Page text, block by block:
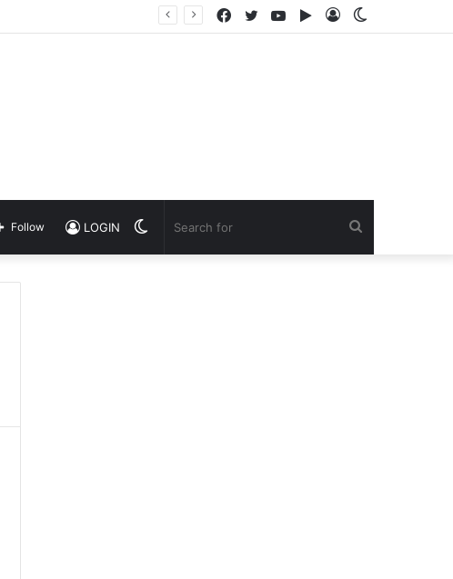
Log
Google
YouTube
Twitter
Facebook
Switch
LOGIN
Follow